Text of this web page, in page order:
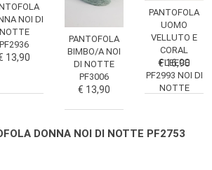
NOI DI
NOTTE
PF2936
13,90
PANTOFOLA
BIMBO/A NOI
DI NOTTE
PF3006
€ 13,90
PANTOFOLA
UOMO
VELLUTO E
CORAL
FLEECE
PF2993 NOI DI
NOTTE
€ 16,90
DONNA NOI DI NOTTE PF2753